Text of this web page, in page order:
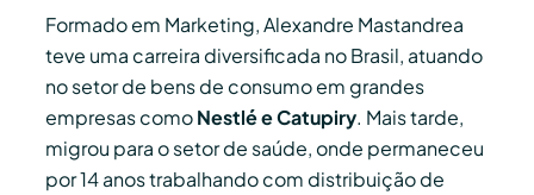
Formado em Marketing, Alexandre Mastandrea
teve uma carreira diversificada no Brasil, atuando
no setor de bens de consumo em grandes
empresas comoNestlé e Catupiry. Mais tarde,
migrou para o setor de saúde, onde permaneceu
por 14 anos trabalhando com distribuição de